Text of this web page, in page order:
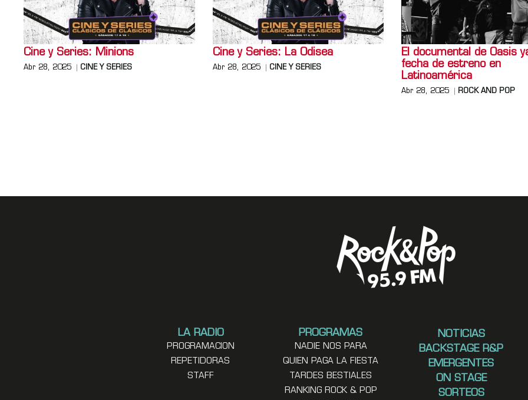
Cine y Series: Minions
Abr 28, 2025 CINE Y SERIES
Cine y Series: La Odisea
Abr 28, 2025 CINE Y SERIES
El documental de Oasis
fecha de estreno en
Latinoamérica
Abr 28, 2025 ROCK AND POP
LA RADIO
PROGRAMACION
REPETIDORAS
STAFF
PROGRAMAS
NADIE NOS PARA
QUIEN PAGA LA FIESTA
TARDES BESTIALES
RANKING ROCK & POP
NOTICIAS
BACKSTAGE R&P
EMERGENTES
ON STAGE
SORTEOS